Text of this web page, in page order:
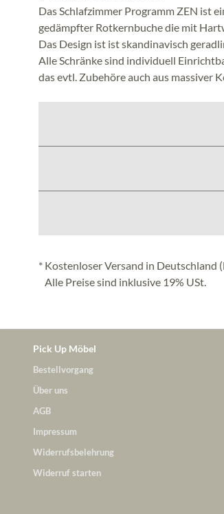
Das Schlafzimmer Programm ZEN ist
gedämpfter Rotkernbuche die mit
Das Design ist ist skandinavisch
Alle Schränke sind individuell
das evtl. Zubehöre auch aus massiver
* Kostenloser Versand in Deutschland
Alle Preise sind inklusive 19% USt.
Pick Up Möbel
Bestellvorgang
Über uns
AGB
Impressum
Widerrufsbelehrung
Widerruf starten